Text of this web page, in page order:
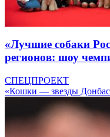
«Лучшие собаки
регионов: шоу
СПЕЦПРОЕКТ
«Кошки — звезды